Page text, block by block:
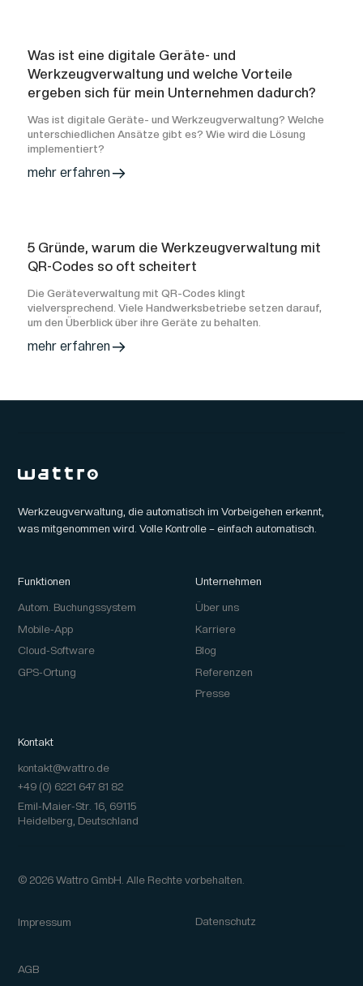
Was ist eine digitale Geräte- und
Werkzeugverwaltung und welche Vorteile
ergeben sich für mein Unternehmen dadurch?
Was ist digitale Geräte- und Werkzeugverwaltung? Welche
unterschiedlichen Ansätze gibt es? Wie wird die Lösung
implementiert?
mehr erfahren
5 Gründe, warum die Werkzeugverwaltung mit
QR-Codes so oft scheitert
Die Geräteverwaltung mit QR-Codes klingt
vielversprechend. Viele Handwerksbetriebe setzen darauf,
um den Überblick über ihre Geräte zu behalten.
mehr erfahren
Werkzeugverwaltung, die automatisch im Vorbeigehen erkennt,
was mitgenommen wird. Volle Kontrolle – einfach automatisch.
Funktionen
Autom. Buchungssystem
Mobile-App
Cloud-Software
GPS-Ortung
Unternehmen
Über uns
Karriere
Blog
Referenzen
Presse
Kontakt
kontakt@wattro.de
+49 (0) 6221 647 81 82
Emil-Maier-Str. 16, 69115
Heidelberg, Deutschland
© 2026 Wattro GmbH. Alle Rechte vorbehalten.
Impressum Datenschutz
AGB